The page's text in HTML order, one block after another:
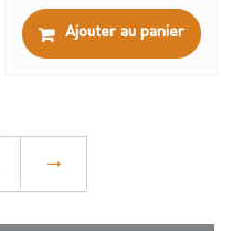
Ajouter au panier
→